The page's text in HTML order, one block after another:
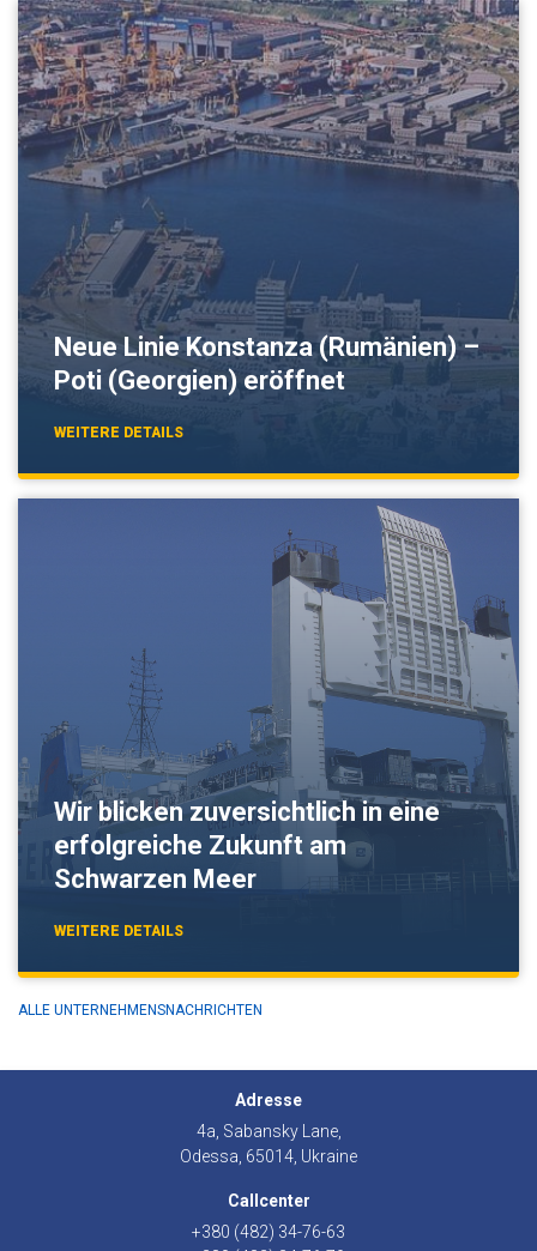
Neue Linie Konstanza (Rumänien) –
Poti (Georgien) eröffnet
WEITERE DETAILS
Wir blicken zuversichtlich in eine
erfolgreiche Zukunft am
Schwarzen Meer
WEITERE DETAILS
ALLE UNTERNEHMENSNACHRICHTEN
Adresse
4a, Sabansky Lane,
Odessa, 65014, Ukraine
Callcenter
+380 (482) 34-76-63